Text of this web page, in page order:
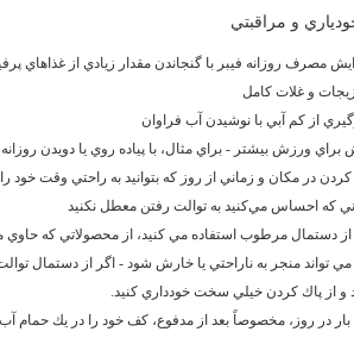
و مراقبتي
مصرف روزانه فيبر با گنجاندن مقدار زيادي از غذاهاي
و غلات كامل
از كم آبي با نوشيدن آب فراوان
براي ورزش بيشتر - براي مثال، با پياده روي يا دويدن روزانه
كردن در مكان و زماني از روز كه بتوانيد به راحتي وقت خود را
كه احساس مي‌كنيد به توالت رفتن معطل نكنيد
از دستمال مرطوب استفاده مي كنيد، از محصولاتي كه حاوي
مي تواند منجر به ناراحتي يا خارش شود - اگر از دستمال
و از پاك كردن خيلي سخت خودداري كنيد.
بار در روز، مخصوصاً بعد از مدفوع، كف خود را در يك حمام